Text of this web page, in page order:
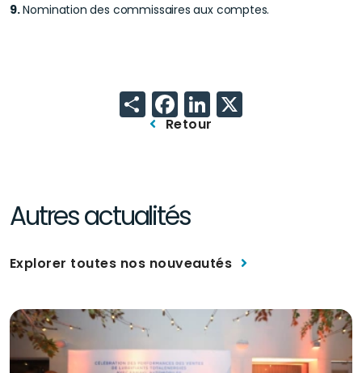
9.Nomination des commissaires aux comptes.
Retour
ShareFacebook
LinkedIn
Autres actualités
Explorer toutes nos nouveautés